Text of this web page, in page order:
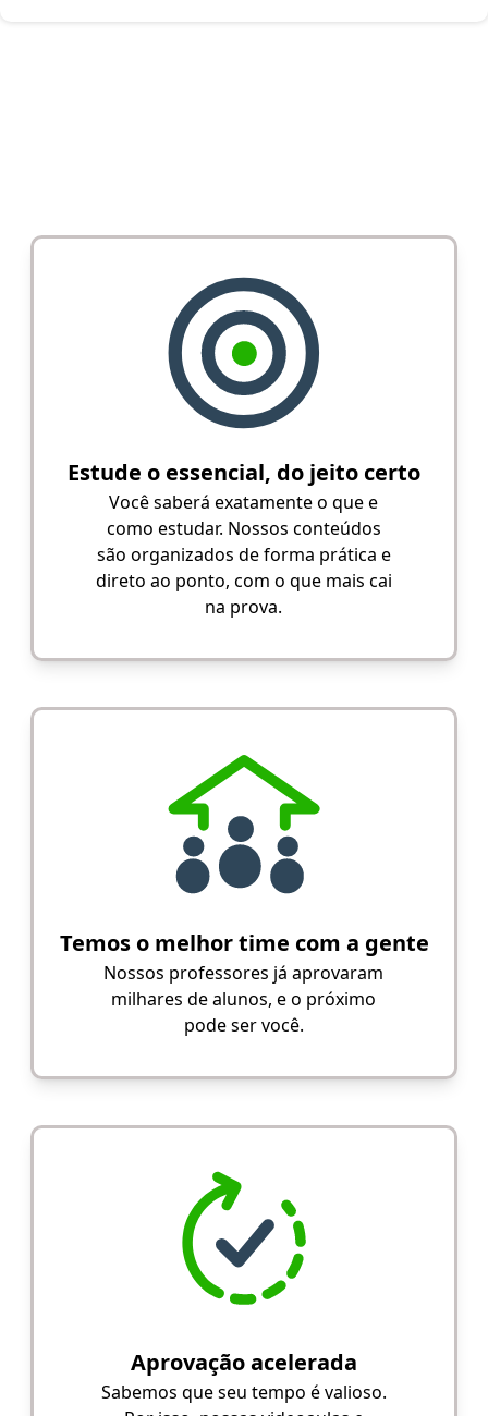
Estude o essencial, do jeito certo
Você saberá exatamente o que e
como estudar. Nossos conteúdos
são organizados de forma prática e
direto ao ponto, com o que mais cai
na prova.
Temos o melhor time com a gente
Nossos professores já aprovaram
milhares de alunos, e o próximo
pode ser você.
Aprovação acelerada
Sabemos que seu tempo é valioso.